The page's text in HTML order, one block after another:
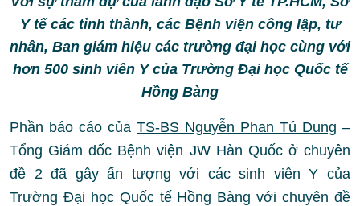
Y tế các tỉnh thành, các Bệnh viện công lập, tư
nhân, Ban giám hiệu các trường đại học cùng với
hơn 500 sinh viên Y của Trường Đại học Quốc tế
Hồng Bàng
Phần báo cáo của TS-BS Nguyễn Phan Tú Dung –
Tổng Giám đốc Bệnh viện JW Hàn Quốc ở chuyên
đề 2 đã gây ấn tượng với các sinh viên Y của
Trường Đại học Quốc tế Hồng Bàng với chuyên đề